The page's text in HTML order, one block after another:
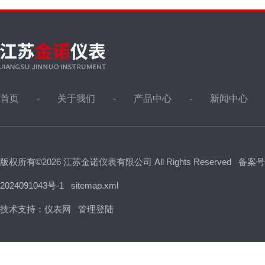
首页 关于我们 产品中心 新闻中心
版权所有©2026 江苏金诺仪表有限公司 All Rights Reserved 备案
2024091043号-1 sitemap.xml
技术支持： 仪表网 管理登陆